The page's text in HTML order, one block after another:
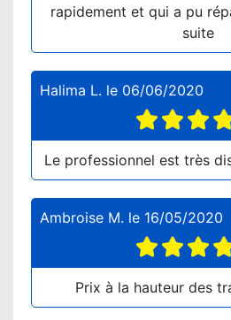
rapidement et qui a pu
suite
Halima L. le 06/06/2020
Le professionnel est très
Ambroise M. le 16/05/2020
Prix à la hauteur des